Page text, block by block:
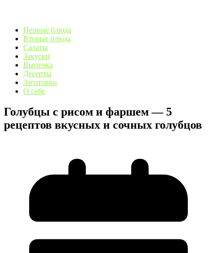
Первые блюда
Вторые блюда
Салаты
Закуски
Выпечка
Десерты
Заготовки
О себе
Голубцы с рисом и фаршем — 5
рецептов вкусных и сочных голубцов